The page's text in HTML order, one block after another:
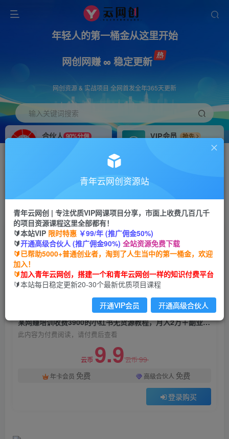
年轻人的第一桶金从这里开始
网创网赚 ∞ 稳定更新
网创资源 & 实战项目 全网首发全年365天更新
输入关键词搜索
合伙人 90%分佣
VIP会员
抢先
搭建同款网站，自己当老板
首页 创业课程 会员免费 正文
某网赚培训收费3900的小红书无货源教程，月入2
万＋副业或者全职在家都可以
青年云网创
2年前发布
关注 私信
某网赚培训收费3900的小红书无货源教程，月入2万＋副业或者全职在家都可以
此内容为付费阅读，请付费后查看
云币 9.9云币99
年卡会员 免费 高级合伙人 免费
登录购买
青年云网创资源站
青年云网创 | 专注优质VIP网课项目分享，市面上收费几百几千
的项目资源课程这里全部都有！
🔰本站VIP 限时特惠 ￥99/年 (推广佣金50%)
🔰开通高级合伙人 (推广佣金90%) 全站资源免费下载
🔰已帮助5000+普通创业者，淘到了人生当中的第一桶金，欢迎
加入！
🔰加入青年云网创，搭建一个和青年云网创一样的知识付费平台
🔰本站每日稳定更新20-30个最新优质项目课程
开通VIP会员 开通高级合伙人